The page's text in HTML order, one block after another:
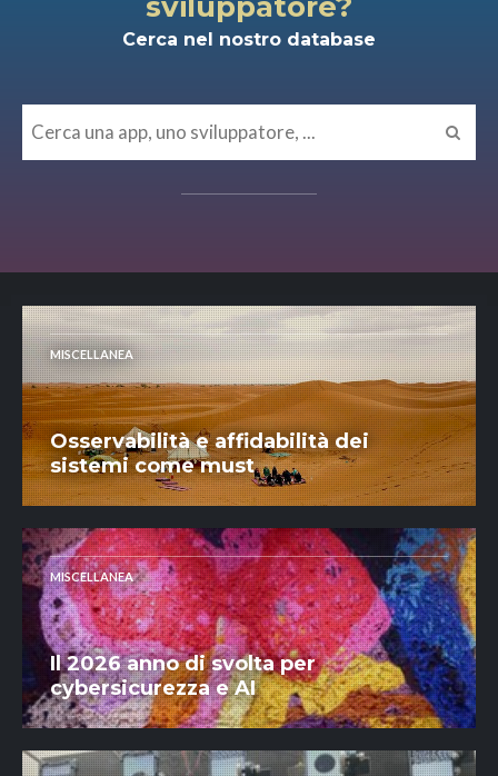
Cerca nel nostro database
MISCELLANEA
Osservabilità e affidabilità dei
sistemi come must
MISCELLANEA
Il 2026 anno di svolta per
cybersicurezza e AI